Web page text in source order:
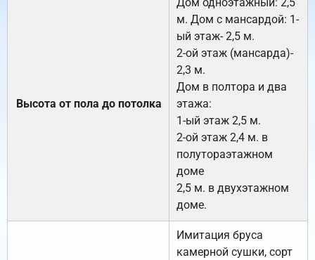
Высота от пола до потолка
м. Дом с мансардой: 1-
ый этаж- 2,5 м.
2-ой этаж (мансарда)-
2,3 м.
Дом в полтора и два
этажа:
1-ый этаж 2,5 м.
2-ой этаж 2,4 м. в
полутораэтажном
доме
2,5 м. в двухэтажном
доме.
Имитация бруса
камерной сушки, сорт